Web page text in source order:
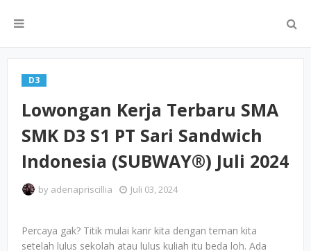
D3
Lowongan Kerja Terbaru SMA
SMK D3 S1 PT Sari Sandwich
Indonesia (SUBWAY®) Juli 2024
by adenapriscillia Juli 03, 2024
Percaya gak? Titik mulai karir kita dengan teman kita
setelah lulus sekolah atau lulus kuliah itu beda loh. Ada